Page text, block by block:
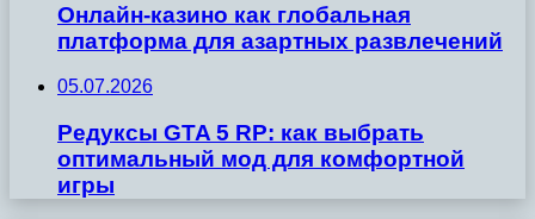
Онлайн-казино как глобальная
платформа для азартных развлечений
05.07.2026
Редуксы GTA 5 RP: как выбрать
оптимальный мод для комфортной
игры